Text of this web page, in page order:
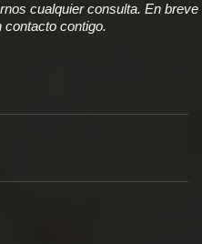
cualquier consulta. En breve
contacto contigo.